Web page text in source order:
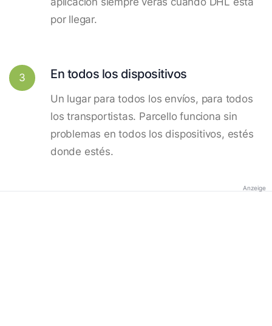
por llegar.
3 En todos los dispositivos
Un lugar para todos los envíos, para todos
los transportistas. Parcello funciona sin
problemas en todos los dispositivos, estés
donde estés.
Anzeige